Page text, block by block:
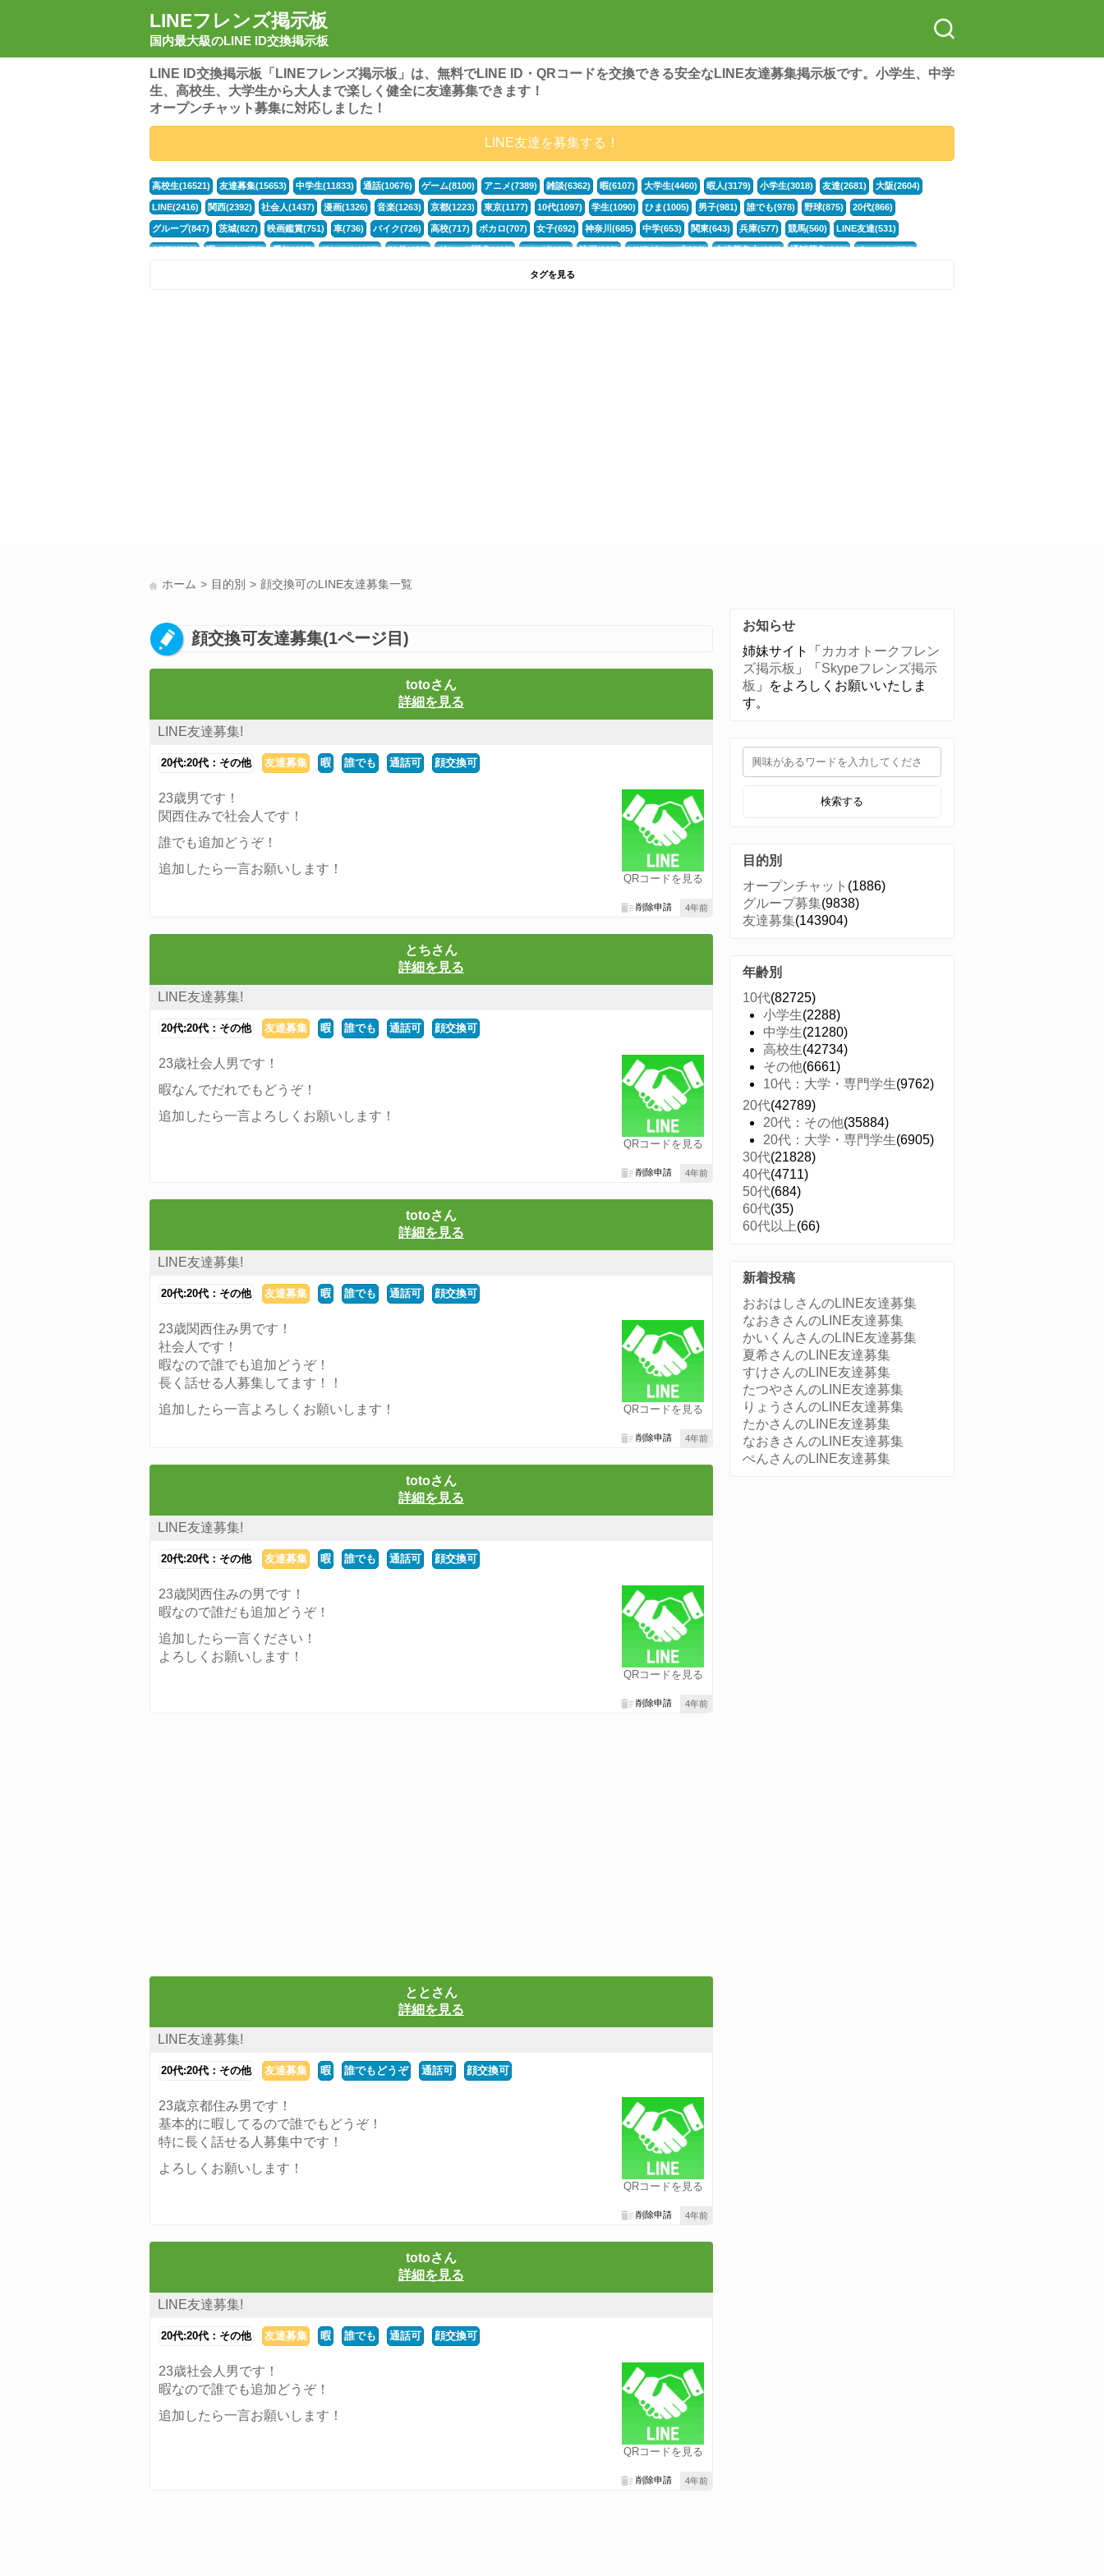
LINEフレンズ掲示板
国内最大級のLINE ID交換掲示板
LINE ID交換掲示板「LINEフレンズ掲示板」は、無料でLINE ID・QRコードを交換できる安全なLINE友達募集掲示板です。小学生、中学
生、高校生、大学生から大人まで楽しく健全に友達募集できます！
オープンチャット募集に対応しました！
LINE友達を募集する！
高校生(16521) 友達募集(15653) 中学生(11833) 通話(10676) ゲーム(8100) アニメ(7389) 雑談(6362) 暇(6107) 大学生(4460) 暇人(3179) 小学生(3018) 友達(2681) 大阪(2604)
LINE(2416) 関西(2392) 社会人(1437) 漫画(1326) 音楽(1263) 京都(1223) 東京(1177) 10代(1097) 学生(1090) ひま(1005) 男子(981) 誰でも(978) 野球(875) 20代(866)
グループ(847) 茨城(827) 映画鑑賞(751) 車(736) バイク(726) 高校(717) ボカロ(707) 女子(692) 神奈川(685) 中学(653) 関東(643) 兵庫(577) 競馬(560) LINE友達(531)
APEX(519) 暇つぶし(476) 愛知(468) モンスト(465) 30代(433) グループ募集(412) マンガ(401) 映画(395) LINEグループ(388) 友達募集中(382) 通話募集(381) チャット(374)
フォートナイト(320)
タグを見る
ホーム 目的別 顔交換可のLINE友達募集一覧
顔交換可友達募集(1ページ目)
totoさん
詳細を見る
LINE友達募集!
20代:20代：その他 友達募集 暇 誰でも 通話可 顔交換可
QRコードを見る
23歳男です！
関西住みで社会人です！
誰でも追加どうぞ！
追加したら一言お願いします！
4年前
削除申請
とちさん
詳細を見る
LINE友達募集!
20代:20代：その他 友達募集 暇 誰でも 通話可 顔交換可
QRコードを見る
23歳社会人男です！
暇なんでだれでもどうぞ！
追加したら一言よろしくお願いします！
4年前
削除申請
totoさん
詳細を見る
LINE友達募集!
20代:20代：その他 友達募集 暇 誰でも 通話可 顔交換可
QRコードを見る
23歳関西住み男です！
社会人です！
暇なので誰でも追加どうぞ！
長く話せる人募集してます！！
追加したら一言よろしくお願いします！
4年前
削除申請
totoさん
詳細を見る
LINE友達募集!
20代:20代：その他 友達募集 暇 誰でも 通話可 顔交換可
QRコードを見る
23歳関西住みの男です！
暇なので誰だも追加どうぞ！
追加したら一言ください！
よろしくお願いします！
4年前
削除申請
ととさん
詳細を見る
LINE友達募集!
20代:20代：その他 友達募集 暇 誰でもどうぞ 通話可 顔交換可
QRコードを見る
23歳京都住み男です！
基本的に暇してるので誰でもどうぞ！
特に長く話せる人募集中です！
よろしくお願いします！
4年前
削除申請
totoさん
詳細を見る
LINE友達募集!
20代:20代：その他 友達募集 暇 誰でも 通話可 顔交換可
QRコードを見る
23歳社会人男です！
暇なので誰でも追加どうぞ！
追加したら一言お願いします！
4年前
削除申請
お知らせ
姉妹サイト「 カカオトークフレン
ズ掲示板 」「 Skypeフレンズ掲示
板 」をよろしくお願いいたしま
す。
検索する
目的別
オープンチャット (1886)
グループ募集(9838)
友達募集(143904)
年齢別
10代(82725)
小学生(2288)
中学生(21280)
高校生(42734)
その他(6661)
10代：大学・専門学生(9762)
20代(42789)
20代：その他(35884)
20代：大学・専門学生(6905)
30代(21828)
40代(4711)
50代(684)
60代(35)
60代以上(66)
新着投稿
おおはしさんのLINE友達募集
なおきさんのLINE友達募集
かいくんさんのLINE友達募集
夏希さんのLINE友達募集
すけさんのLINE友達募集
たつやさんのLINE友達募集
りょうさんのLINE友達募集
たかさんのLINE友達募集
なおきさんのLINE友達募集
ぺんさんのLINE友達募集